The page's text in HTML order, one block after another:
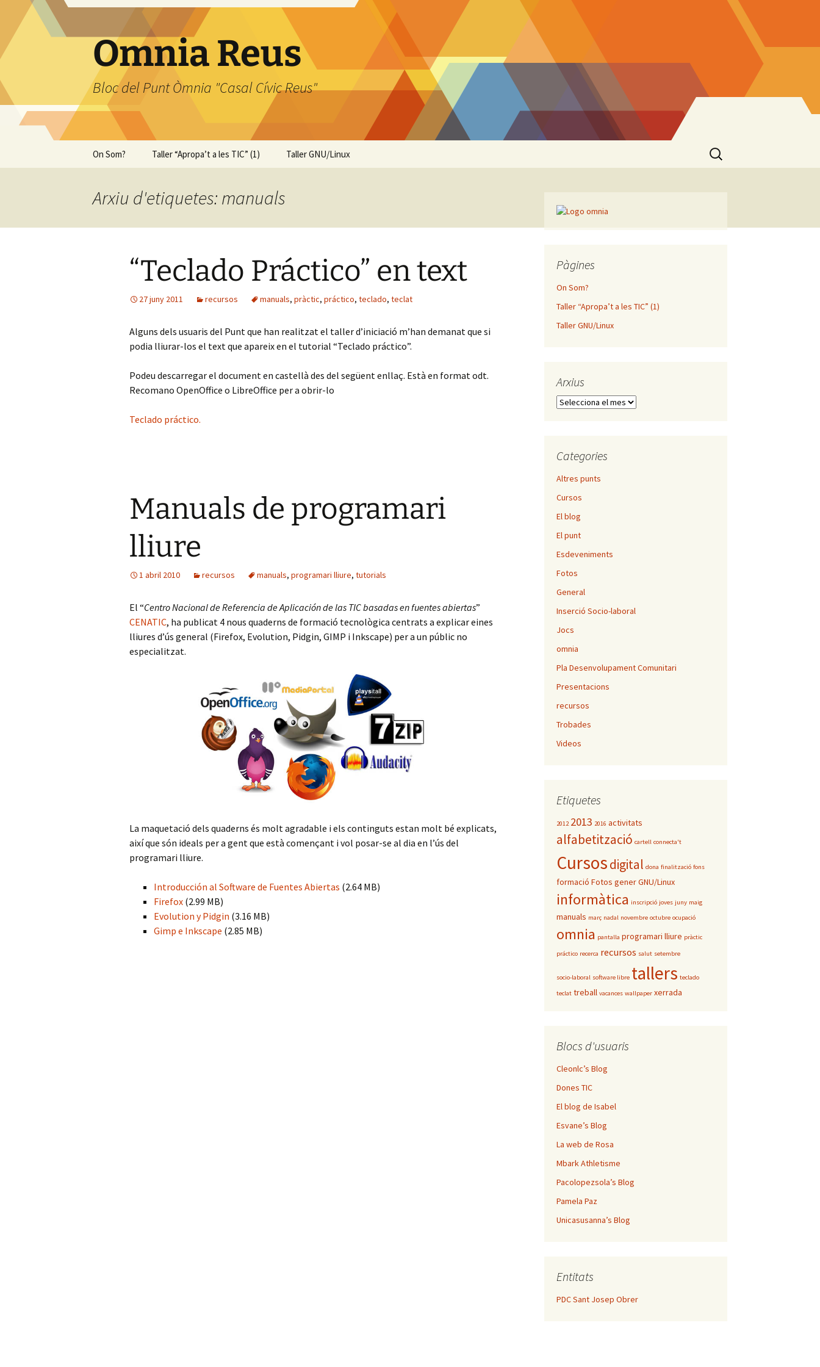
Omnia Reus
Bloc del Punt Òmnia "Casal Cívic Reus"
On Som? Taller “Apropa’t a les TIC” (1) Taller GNU/Linux
Cerca:
Arxiu d'etiquetes: manuals
“Teclado Práctico” en text
27 juny 2011 recursos manuals, pràctic, práctico, teclado, teclat
Alguns dels usuaris del Punt que han realitzat el taller d’iniciació m’han demanat que si
podia lliurar-los el text que apareix en el tutorial “Teclado práctico”.
Podeu descarregar el document en castellà des del següent enllaç. Està en format odt.
Recomano OpenOffice o LibreOffice per a obrir-lo
Teclado práctico.
Manuals de programari
lliure
1 abril 2010 recursos manuals, programari lliure, tutorials
El “Centro Nacional de Referencia de Aplicación de las TIC basadas en fuentes abiertas”
CENATIC, ha publicat 4 nous quaderns de formació tecnològica centrats a explicar eines
lliures d’ús general (Firefox, Evolution, Pidgin, GIMP i Inkscape) per a un públic no
especialitzat.
La maquetació dels quaderns és molt agradable i els continguts estan molt bé explicats,
així que són ideals per a gent que està començant i vol posar-se al dia en l’ús del
programari lliure.
Introducción al Software de Fuentes Abiertas (2.64 MB)
Firefox (2.99 MB)
Evolution y Pidgin (3.16 MB)
Gimp e Inkscape (2.85 MB)
Pàgines
On Som?
Taller “Apropa’t a les TIC” (1)
Taller GNU/Linux
Arxius
Arxius
Categories
Altres punts
Cursos
El blog
El punt
Esdeveniments
Fotos
General
Inserció Socio-laboral
Jocs
omnia
Pla Desenvolupament Comunitari
Presentacions
recursos
Trobades
Videos
Etiquetes
2012 2013 2016 activitats
alfabetització cartell connecta't
Cursosdigital dona finalització fons
formació Fotos generGNU/Linux
informàtica inscripció joves juny maig
manuals març nadal novembre octubre ocupació
omnia pantalla programari lliure pràctic
práctico recerca recursos salut setembre
socio-laboral software libre tallers teclado
teclat treball vacances wallpaper xerrada
Blocs d'usuaris
Cleonlc’s Blog
Dones TIC
El blog de Isabel
Esvane’s Blog
La web de Rosa
Mbark Athletisme
Pacolopezsola’s Blog
Pamela Paz
Unicasusanna’s Blog
Entitats
PDC Sant Josep Obrer